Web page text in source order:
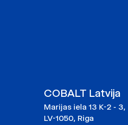
COBALT Latvija
Marijas iela 13 K-2 - 3,
LV-1050, Riga